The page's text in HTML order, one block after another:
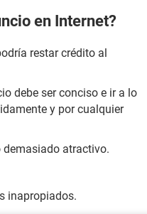
en Internet?
restar crédito al
debe ser conciso e ir a lo
y por cualquier
demasiado atractivo.
inapropiados.